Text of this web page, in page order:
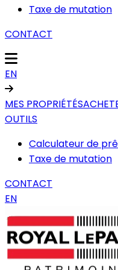
Taxe de mutation
CONTACT
EN
MES PROPRIÉTÉS
OUTILS
Calculateur de
Taxe de mutation
CONTACT
EN